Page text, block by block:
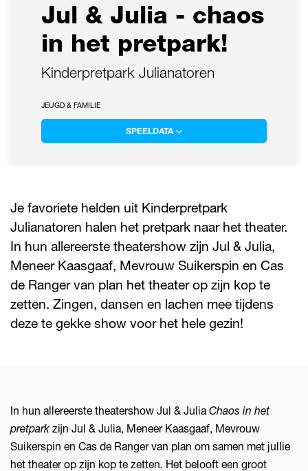
Jul & Julia - chaos
in het pretpark!
Kinderpretpark Julianatoren
JEUGD & FAMILIE
SPEELDATA
Je favoriete helden uit Kinderpretpark
Julianatoren halen het pretpark naar het theater.
In hun allereerste theatershow zijn Jul & Julia,
Meneer Kaasgaaf, Mevrouw Suikerspin en Cas
de Ranger van plan het theater op zijn kop te
zetten. Zingen, dansen en lachen mee tijdens
deze te gekke show voor het hele gezin!
In hun allereerste theatershow Jul & Julia Chaos in het
pretpark zijn Jul & Julia, Meneer Kaasgaaf, Mevrouw
Suikerspin en Cas de Ranger van plan om samen met jullie
het theater op zijn kop te zetten. Het belooft een groot